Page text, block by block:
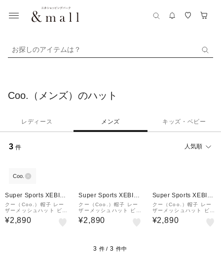
お探しのアイテムは？
Coo.（メンズ）のハット
レディース メンズ キッズ・ベビー
3 件 人気順
Coo.
Super Sports XEBIO
&mall店
クー（Coo.）帽子 レー
ザーメッシュハット ビッ
グサイズ 紺 897CO5ST
0008 NVY 吸汗速乾 接
¥2,890
Super Sports XEBIO
&mall店
クー（Coo.）帽子 レー
ザーメッシュハット ビッ
グサイズ 897CO5ST00
08 CGRY 吸汗速乾 接触
¥2,890
Super Sports XEBIO
&mall店
クー（Coo.）帽子 レー
ザーメッシュハット ビッ
グサイズ 897CO5ST00
08 黒 BLK 吸汗速乾 接
¥2,890
3 件 / 3 件中